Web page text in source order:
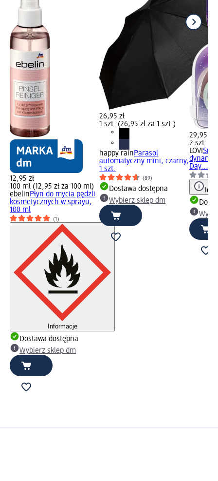
12,95 zł
100 ml (12,95 zł za 100 ml)
ebelinPłyn do mycia pędzli
kosmetycznych w sprayu,
100 ml
(1)
Informacje
Dostawa dostępna
Wybierz sklep dm
26,95 zł
1 szt. (26,95 zł za 1 szt.)
happy rainParasol
automatyczny mini, czarny,
1 szt.
(89)
Dostawa dostępna
Wybierz sklep dm
29,95 zł
2 szt.
LOVI
Day..., 2